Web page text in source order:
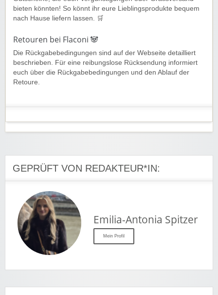
bieten könnten! So könnt ihr eure Lieblingsprodukte bequem
nach Hause liefern lassen. 🛒
Retouren bei Flaconi 🐼
Die Rückgabebedingungen sind auf der Webseite detailliert
beschrieben. Für eine reibungslose Rücksendung informiert
euch über die Rückgabebedingungen und den Ablauf der
Retoure.
GEPRÜFT VON REDAKTEUR*IN:
Emilia-Antonia Spitzer
Mein Profil